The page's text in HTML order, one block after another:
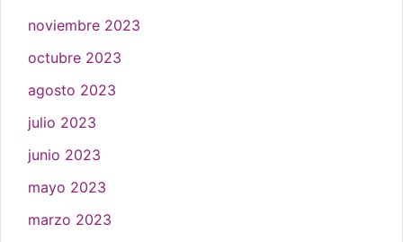
noviembre 2023
octubre 2023
agosto 2023
julio 2023
junio 2023
mayo 2023
marzo 2023